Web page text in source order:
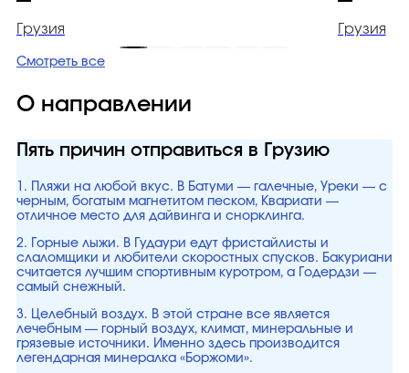
Грузия Грузия
Смотреть все
О направлении
Пять причин отправиться в Грузию
1. Пляжи на любой вкус. В Батуми — галечные, Уреки — с
черным, богатым магнетитом песком, Квариати —
отличное место для дайвинга и снорклинга.
2. Горные лыжи. В Гудаури едут фристайлисты и
слаломщики и любители скоростных спусков. Бакуриани
считается лучшим спортивным куротром, а Годердзи —
самый снежный.
3. Целебный воздух. В этой стране все является
лечебным — горный воздух, климат, минеральные и
грязевые источники. Именно здесь производится
легендарная минералка «Боржоми».